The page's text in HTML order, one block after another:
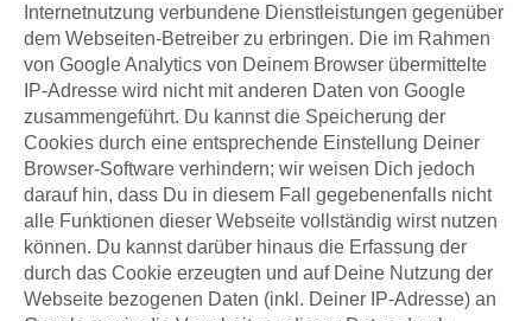
Internetnutzung verbundene Dienstleistungen gegenüber
dem Webseiten-Betreiber zu erbringen. Die im Rahmen
von Google Analytics von Deinem Browser übermittelte
IP-Adresse wird nicht mit anderen Daten von Google
zusammengeführt. Du kannst die Speicherung der
Cookies durch eine entsprechende Einstellung Deiner
Browser-Software verhindern; wir weisen Dich jedoch
darauf hin, dass Du in diesem Fall gegebenenfalls nicht
alle Funktionen dieser Webseite vollständig wirst nutzen
können. Du kannst darüber hinaus die Erfassung der
durch das Cookie erzeugten und auf Deine Nutzung der
Webseite bezogenen Daten (inkl. Deiner IP-Adresse) an